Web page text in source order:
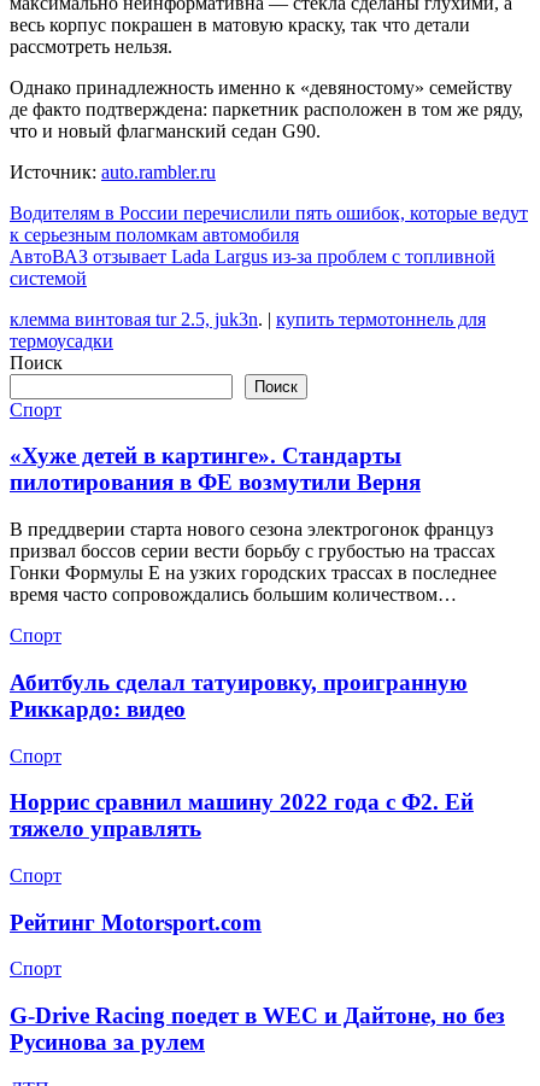
весь корпус покрашен в матовую краску, так что детали
рассмотреть нельзя.
Однако принадлежность именно к «девяностому» семейству
де факто подтверждена: паркетник расположен в том же ряду,
что и новый флагманский седан G90.
Источник: auto.rambler.ru
Навигация
по
записям
Водителям в России перечислили пять ошибок, которые ведут
к серьезным поломкам автомобиля
АвтоВАЗ отзывает Lada Largus из-за проблем с топливной
системой
клемма винтовая tur 2.5, juk3n. | купить термотоннель для
термоусадки
Поиск
Поиск
Спорт
«Хуже детей в картинге». Стандарты
пилотирования в ФЕ возмутили Верня
В преддверии старта нового сезона электрогонок француз
призвал боссов серии вести борьбу с грубостью на трассах
Гонки Формулы Е на узких городских трассах в последнее
время часто сопровождались большим количеством…
Спорт
Абитбуль сделал татуировку, проигранную
Риккардо: видео
Спорт
Норрис сравнил машину 2022 года с Ф2. Ей
тяжело управлять
Спорт
Рейтинг Motorsport.com
Спорт
G-Drive Racing поедет в WEC и Дайтоне, но без
Русинова за рулем